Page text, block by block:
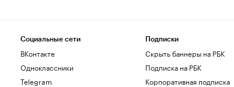
Социальные сети
ВКонтакте
Одноклассники
Telegram
Подписки
Скрыть баннеры на РБК
Подписка на РБК
Корпоративная подписка